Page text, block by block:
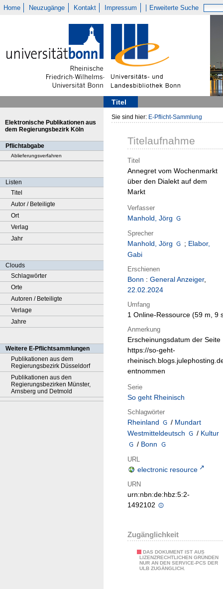
Home Neuzugänge Kontakt Impressum Erweiterte Suche
Titel
Elektronische Publikationen aus
dem Regierungsbezirk Köln
Pflichtabgabe
Ablieferungsverfahren
Listen
Titel
Autor / Beteiligte
Ort
Verlag
Jahr
Clouds
Schlagwörter
Orte
Autoren / Beteiligte
Verlage
Jahre
Weitere E-Pflichtsammlungen
Publikationen aus dem
Regierungsbezirk Düsseldorf
Publikationen aus den
Regierungsbezirken Münster,
Arnsberg und Detmold
Sie sind hier: E-Pflicht-Sammlung
Titelaufnahme
Titel
Annegret vom Wochenmarkt
über den Dialekt auf dem
Markt
Verfasser
Manhold, Jörg
Sprecher
Manhold, Jörg ; Elabor,
Gabi
Erschienen
Bonn : General Anzeiger,
22.02.2024
Umfang
1 Online-Ressource (59 m, 9
Anmerkung
Erscheinungsdatum der Seite
https://so-geht-
entnommen
Serie
So geht Rheinisch
Schlagwörter
Rheinland / Mundart
Westmitteldeutsch
/ Kultur
/ Bonn
URL
electronic resource
URN
urn:nbn:de:hbz:5:2-
1492102
Zugänglichkeit
DAS DOKUMENT IST AUS
LIZENZRECHTLICHEN GRÜNDEN
NUR AN DEN SERVICE-PCS DER
ULB ZUGÄNGLICH.